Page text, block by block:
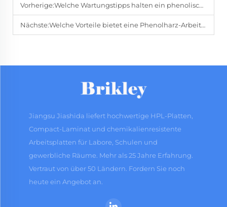
Vorherige:Welche Wartungstipps halten ein phenolisches Schließfach in bestem Zustand?
Nächste:Welche Vorteile bietet eine Phenolharz-Arbeitsplatte im täglichen Gebrauch?
Jiangsu Jiashida liefert hochwertige HPL-Platten,
Compact-Laminat und chemikalienresistente
Arbeitsplatten für Labore, Schulen und
gewerbliche Räume. Mehr als 25 Jahre Erfahrung.
Vertraut von über 50 Ländern. Fordern Sie noch
heute ein Angebot an.